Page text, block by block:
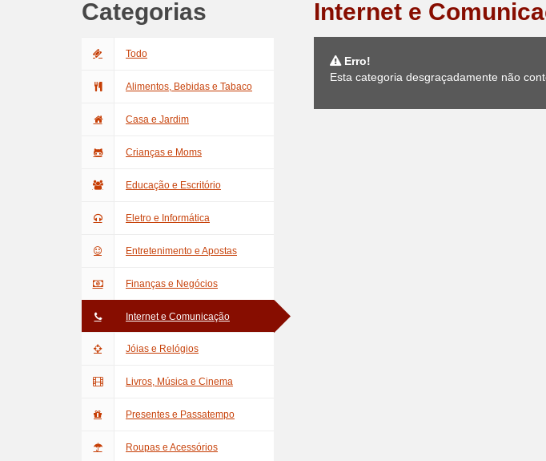
Categorias
Todo
Alimentos, Bebidas e Tabaco
Casa e Jardim
Crianças e Moms
Educação e Escritório
Eletro e Informática
Entretenimento e Apostas
Finanças e Negócios
Internet e Comunicação
Jóias e Relógios
Livros, Música e Cinema
Presentes e Passatempo
Roupas e Acessórios
Internet e
Erro!
Esta categoria desgraçadamente não